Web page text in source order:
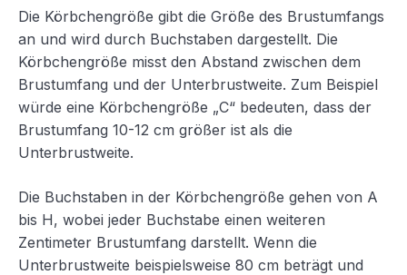
Die Körbchengröße gibt die Größe des Brustumfangs
an und wird durch Buchstaben dargestellt. Die
Körbchengröße misst den Abstand zwischen dem
Brustumfang und der Unterbrustweite. Zum Beispiel
würde eine Körbchengröße „C“ bedeuten, dass der
Brustumfang 10-12 cm größer ist als die
Unterbrustweite.
Die Buchstaben in der Körbchengröße gehen von A
bis H, wobei jeder Buchstabe einen weiteren
Zentimeter Brustumfang darstellt. Wenn die
Unterbrustweite beispielsweise 80 cm beträgt und